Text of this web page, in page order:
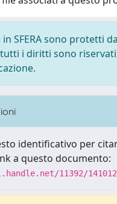
SFERA sono protetti da
i diritti sono
identificativo per
a questo documento:
11392/